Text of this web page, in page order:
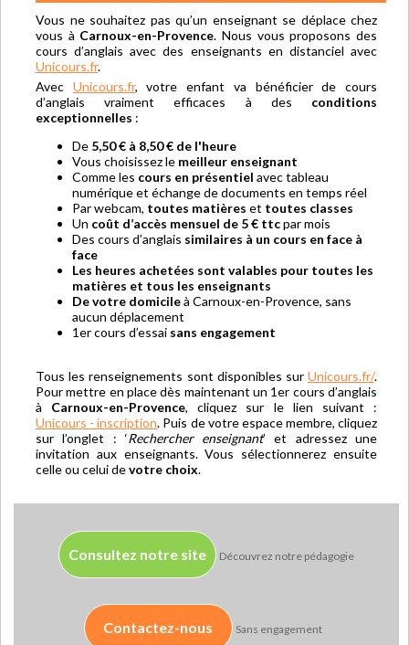
Vous ne souhaitez pas qu’un enseignant se déplace chez
vous à Carnoux-en-Provence. Nous vous proposons des
cours d’anglais avec des enseignants en distanciel avec
Unicours.fr.
Avec Unicours.fr, votre enfant va bénéficier de cours
d’anglais vraiment efficaces à des conditions
exceptionnelles :
De 5,50 € à 8,50 € de l'heure
Vous choisissez le meilleur enseignant
Comme les cours en présentiel avec tableau
numérique et échange de documents en temps réel
Par webcam, toutes matières et toutes classes
Un coût d’accès mensuel de 5 € ttcpar mois
Des cours d’anglais similaires à un cours en face à
face
Les heures achetées sont valables pour toutes les
matières et tous les enseignants
De votre domicileà Carnoux-en-Provence, sans
aucun déplacement
1er cours d’essai sans engagement
Tous les renseignements sont disponibles sur Unicours.fr/.
Pour mettre en place dès maintenant un 1er cours d’anglais
à Carnoux-en-Provence, cliquez sur le lien suivant :
Unicours - inscription. Puis de votre espace membre, cliquez
sur l’onglet : ‘Rechercher enseignant’ et adressez une
invitation aux enseignants. Vous sélectionnerez ensuite
celle ou celui devotre choix.
Consultez notre site Découvrez notre pédagogie
Contactez-nous Sans engagement